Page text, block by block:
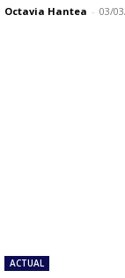
Octavia Hantea - 03/
ACTUAL